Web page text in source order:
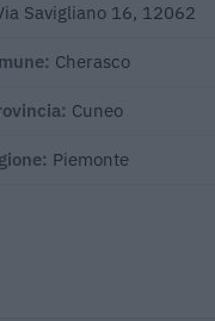
Savigliano 16, 12062
Cherasco
Cuneo
Piemonte